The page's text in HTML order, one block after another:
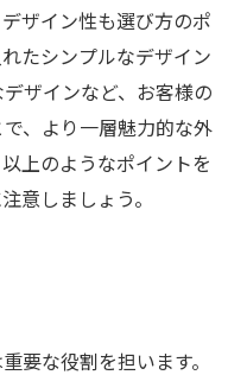
ザイン性も選び方のポ
たシンプルなデザイン
ザインなど、お客様の
、より一層魅力的な外
上のようなポイントを
意しましょう。
要な役割を担います。